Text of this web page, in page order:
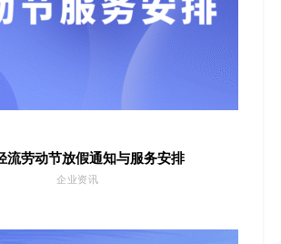
流劳动节放假通知与服务安排
企业资讯